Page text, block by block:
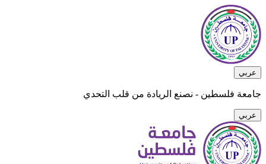
عربي
جامعة فلسطين - نصنع الريادة من قلب التحدي
عربي